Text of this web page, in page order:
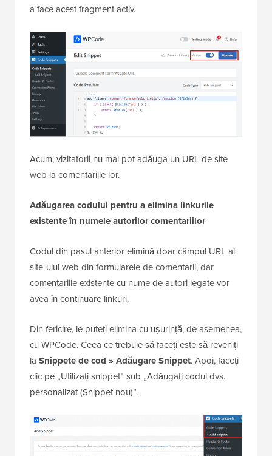
a face acest fragment activ.
Acum, vizitatorii nu mai pot adăuga un URL de site
web la comentariile lor.
Adăugarea codului pentru a elimina linkurile
existente în numele autorilor comentariilor
Codul din pasul anterior elimină doar câmpul URL al
site-ului web din formularele de comentarii, dar
comentariile existente cu nume de autori legate vor
avea în continuare linkuri.
Din fericire, le puteți elimina cu ușurință, de asemenea,
cu WPCode. Ceea ce trebuie să faceți este să reveniți
la Snippete de cod »Adăugare Snippet. Apoi, faceți
clic pe „Utilizați snippet” sub „Adăugați codul dvs.
personalizat (Snippet nou)”.